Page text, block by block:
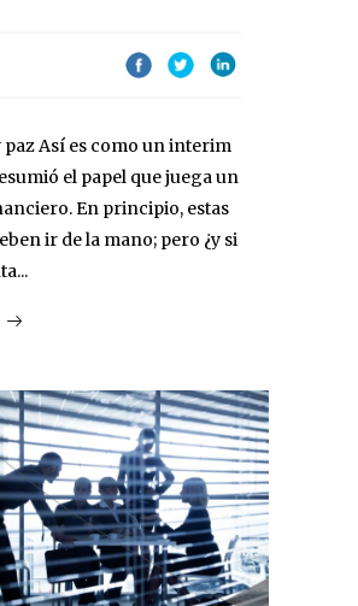
Así es como un interim
el papel que juega un
En principio, estas
ir de la mano; pero ¿y si